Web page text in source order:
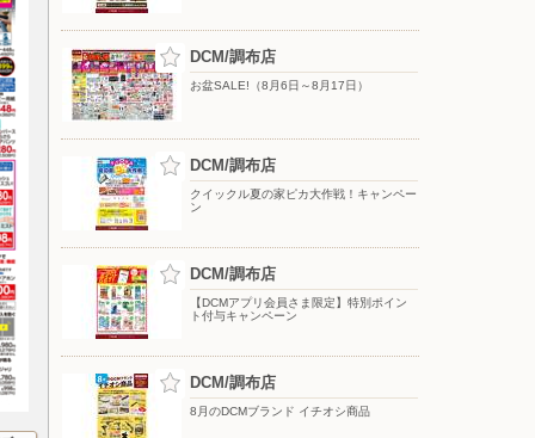
DCM/調布店
お盆SALE!（8月6日～8月17日）
DCM/調布店
クイックル夏の家ピカ大作戦！キャンペー
ン
DCM/調布店
【DCMアプリ会員さま限定】特別ポイン
ト付与キャンペーン
DCM/調布店
8月のDCMブランド イチオシ商品